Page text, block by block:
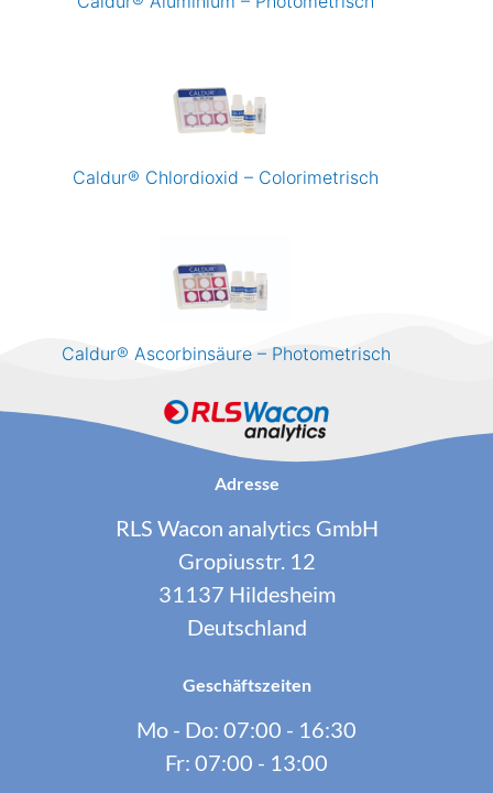
Caldur® Chlordioxid – Colorimetrisch
Caldur® Ascorbinsäure – Photometrisch
Adresse
RLS Wacon analytics GmbH
Gropiusstr. 12
31137 Hildesheim
Deutschland
Geschäftszeiten
Mo - Do: 07:00 - 16:30
Fr: 07:00 - 13:00